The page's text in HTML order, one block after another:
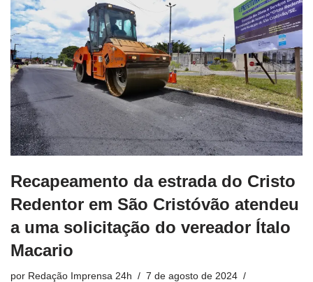
Recapeamento da estrada do Cristo
Redentor em São Cristóvão atendeu
a uma solicitação do vereador Ítalo
Macario
por Redação Imprensa 24h
7 de agosto de 2024